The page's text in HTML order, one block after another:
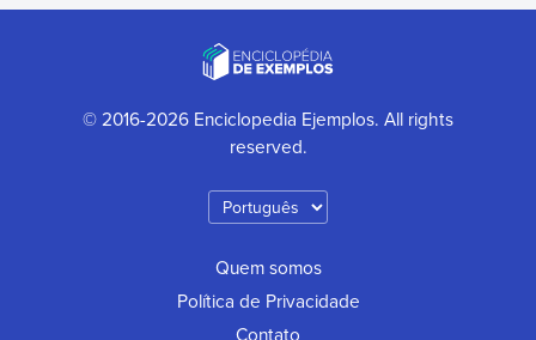
© 2016-2026 Enciclopedia Ejemplos. All rights
reserved.
Quem somos
Política de Privacidade
Contato